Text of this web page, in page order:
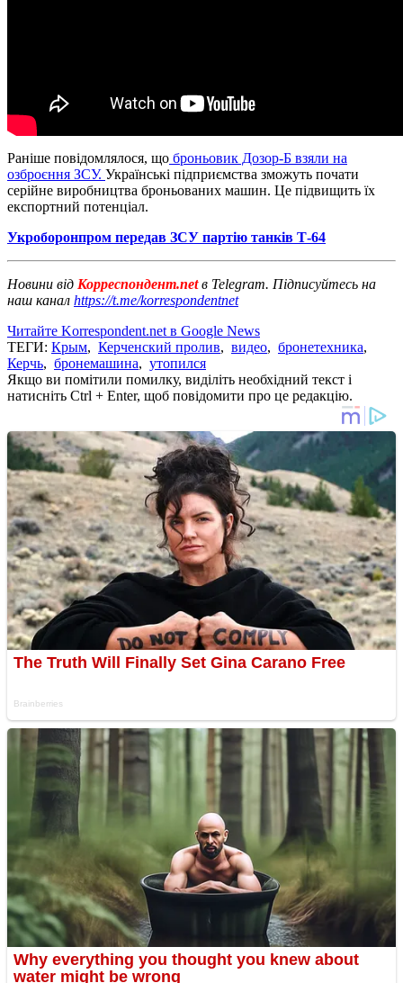
Раніше повідомлялося, що броньовик Дозор-Б взяли на
озброєння ЗСУ. Українські підприємства зможуть почати
серійне виробництва броньованих машин. Це підвищить їх
експортний потенціал.
Укроборонпром передав ЗСУ партію танків Т-64
Новини від Корреспондент.netв Telegram. Підписуйтесь на
наш канал https://t.me/korrespondentnet
Читайте Korrespondent.net в Google News
ТЕГИ: Крым, Керченский пролив, видео, бронетехника,
Керчь, бронемашина, утопился
Якщо ви помітили помилку, виділіть необхідний текст і
натисніть Ctrl + Enter, щоб повідомити про це редакцію.